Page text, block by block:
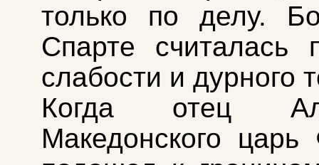
только по делу.
Спарте считалась
слабости и дурного
Когда отец
Македонского